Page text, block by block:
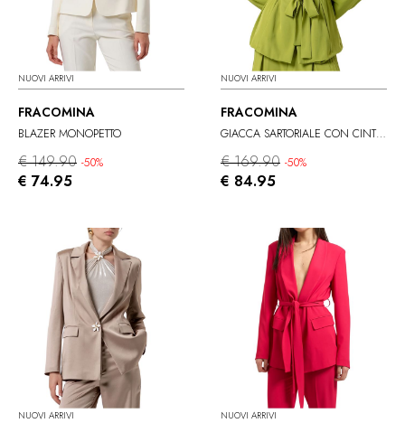
NUOVI ARRIVI
FRACOMINA
BLAZER MONOPETTO
€ 149.90 -50%
€ 74.95
NUOVI ARRIVI
FRACOMINA
GIACCA SARTORIALE CON CINTURA
€ 169.90 -50%
€ 84.95
NUOVI ARRIVI NUOVI ARRIVI